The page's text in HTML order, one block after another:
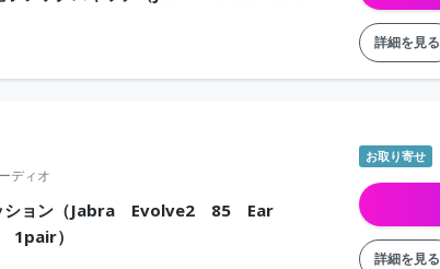
詳細を見る
ション（Jabra Evolve2 85 Ear
）
ディオ
お取り寄せ
詳細を見る